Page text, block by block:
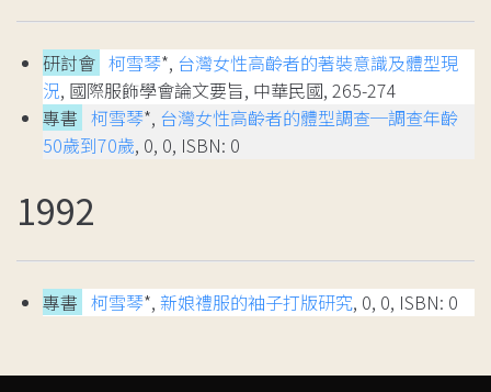
研討會 柯雪琴*, 台灣女性高齡者的著裝意識及體型現
況, 國際服飾學會論文要旨, 中華民國, 265-274
專書 柯雪琴*, 台灣女性高齡者的體型調查─調查年齡
50歲到70歲, 0, 0, ISBN: 0
1992
專書 柯雪琴*, 新娘禮服的袖子打版研究, 0, 0, ISBN: 0